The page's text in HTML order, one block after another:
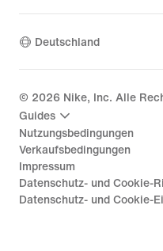
Deutschland
© 2026 Nike, Inc. Alle
Guides
Nutzungsbedingungen
Verkaufsbedingungen
Impressum
Datenschutz- und Cookie-
Datenschutz- und Cookie-